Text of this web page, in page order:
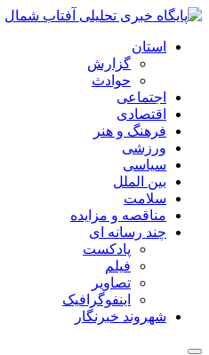
استان
گزارش
حوادث
اجتماعی
اقتصادی
فرهنگ و هنر
ورزشی
سیاسی
بین الملل
سلامت
مناقصه و مزایده
چند رسانه ای
پادکست
فیلم
تصاویر
اینفوگرافیک
شهروند خبرنگار